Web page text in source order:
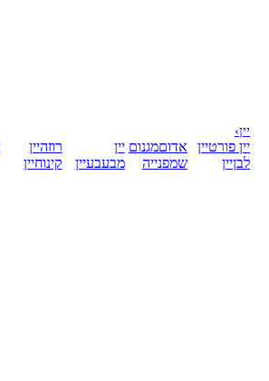
יין›
יין פורטיין
לבןיין
אדוםמגנום
שמפנייה
יין
מבעבעיין
רוזהיין
קינוחיין